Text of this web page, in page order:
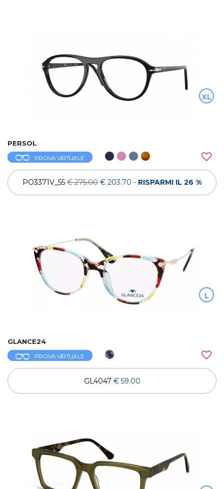
XL
PERSOL
PROVA VIRTUALE
PO3371V_55 € 275.00 € 203.70 - RISPARMI IL 26 %
L
GLANCE24
PROVA VIRTUALE
GL4047 € 59.00